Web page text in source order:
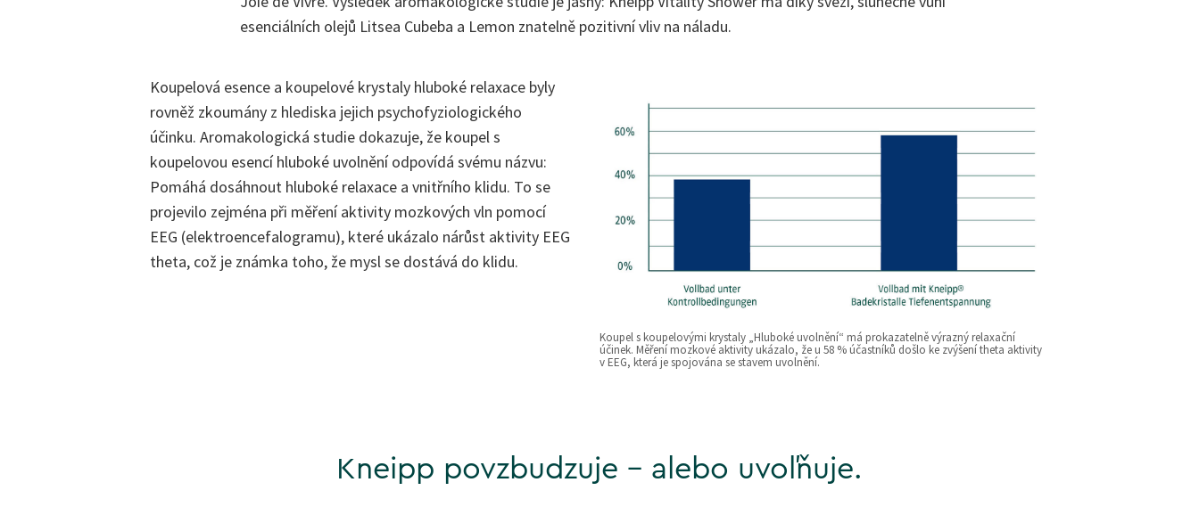
esenciálních olejů Litsea Cubeba a Lemon znatelně pozitivní vliv na náladu.
Koupel s koupelovými krystaly „Hluboké uvolnění“ má prokazatelně výrazný relaxační
účinek. Měření mozkové aktivity ukázalo, že u 58 % účastníků došlo ke zvýšení theta aktivity
v EEG, která je spojována se stavem uvolnění.
Koupelová esence a koupelové krystaly hluboké relaxace byly
rovněž zkoumány z hlediska jejich psychofyziologického
účinku. Aromakologická studie dokazuje, že koupel s
koupelovou esencí hluboké uvolnění odpovídá svému názvu:
Pomáhá dosáhnout hluboké relaxace a vnitřního klidu. To se
projevilo zejména při měření aktivity mozkových vln pomocí
EEG (elektroencefalogramu), které ukázalo nárůst aktivity EEG
theta, což je známka toho, že mysl se dostává do klidu.
Kneipp povzbudzuje – alebo uvoľňuje.